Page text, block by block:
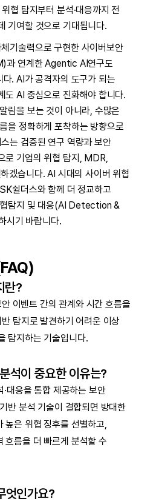
협 탐지부터 분석·대응까지 전
기여할 것으로 기대됩니다.
기술력으로 구현한 사이버보안
과 연계한 Agentic AI연구도
. AI가 공격자의 도구가 되는
도 AI 중심으로 진화해야 합니다.
림을 보는 것이 아니라, 수많은
을 정확하게 포착하는 방향으로
는 검증된 연구 역량과 보안
로 기업의 위협 탐지, MDR,
겠습니다. AI 시대의 사이버 위협
쉴더스와 함께 더 정교하고
탐지 및 대응(AI Detection &
시기 바랍니다.
란?
이벤트 간의 관계와 시간 흐름을
탐지로 발견하기 어려운 이상
탐지하는 기술입니다.
석이 중요한 이유는?
대응을 통합 제공하는 보안
반 분석 기술이 결합되면 방대한
높은 위협 징후를 선별하고,
흐름을 더 빠르게 분석할 수
엇인가요?